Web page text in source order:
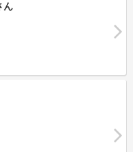
ん